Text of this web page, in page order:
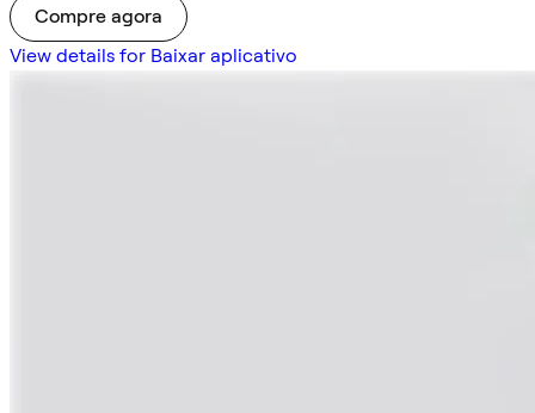
Compre agora
View details for Baixar aplicativo